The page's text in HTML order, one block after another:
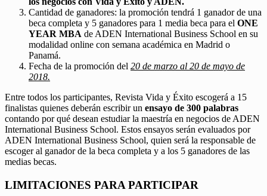
Cantidad de ganadores: la promoción tendrá 1 ganador de una
beca completa y 5 ganadores para 1 media beca para el ONE
YEAR MBA de ADEN International Business School en su
modalidad online con semana académica en Madrid o
Panamá.
Fecha de la promoción del 20 de marzo al 20 de mayo de
2018.
Entre todos los participantes, Revista Vida y Éxito escogerá a 15
finalistas quienes deberán escribir un ensayo de 300 palabras
contando por qué desean estudiar la maestría en negocios de ADEN
International Business School. Estos ensayos serán evaluados por
ADEN International Business School, quien será la responsable de
escoger al ganador de la beca completa y a los 5 ganadores de las
medias becas.
LIMITACIONES PARA PARTICIPAR